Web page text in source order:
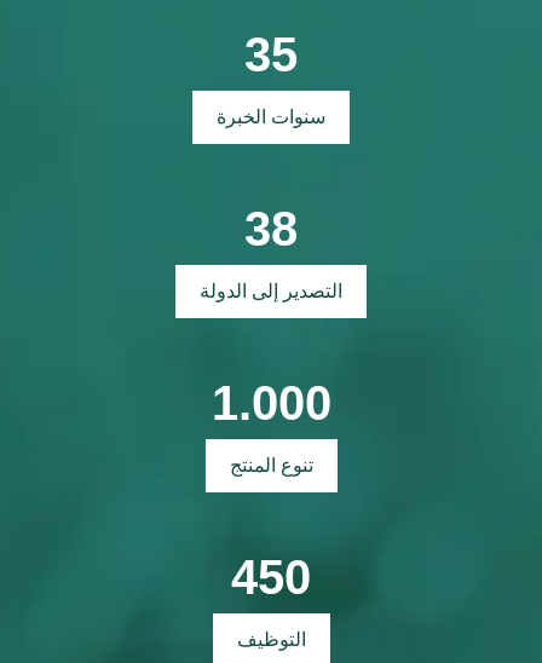
35
سنوات الخبرة
38
التصدير إلى الدولة
1.000
تنوع المنتج
450
التوظيف